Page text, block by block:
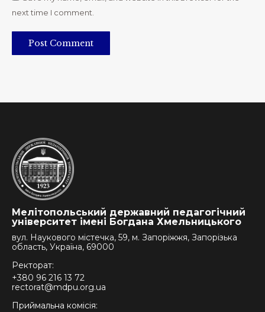
next time I comment.
Post Comment
Мелітопольський державний педагогічний
університет імені Богдана Хмельницького
вул. Наукового містечка, 59, м. Запоріжжя, Запорізька
область, Україна, 69000
Ректорат:
+380 96 216 13 72
rectorat@mdpu.org.ua
Приймальна комісія: